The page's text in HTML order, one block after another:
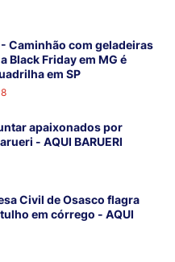
- Caminhão com geladeiras
Black Friday em MG é
em SP
apaixonados por
- AQUI BARUERI
Civil de Osasco flagra
em córrego - AQUI